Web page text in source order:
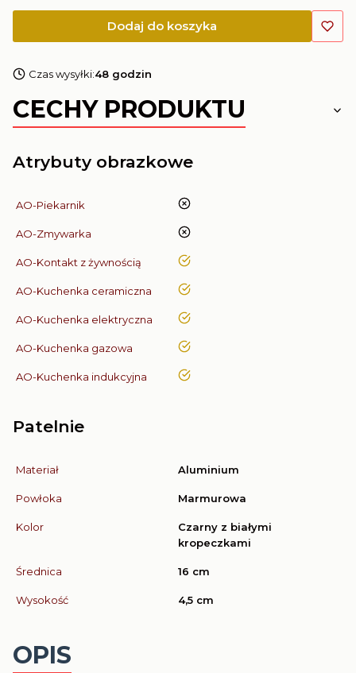
Dodaj do koszyka
Czas wysyłki:48 godzin
CECHY PRODUKTU
Atrybuty obrazkowe
AO-Piekarnik nie
AO-Zmywarka nie
AO-Kontakt z żywnością tak
AO-Kuchenka ceramiczna tak
AO-Kuchenka elektryczna tak
AO-Kuchenka gazowa tak
AO-Kuchenka indukcyjna tak
Patelnie
Materiał Aluminium
Powłoka Marmurowa
Kolor
Czarny z białymi
kropeczkami
Średnica 16 cm
Wysokość 4,5 cm
OPIS